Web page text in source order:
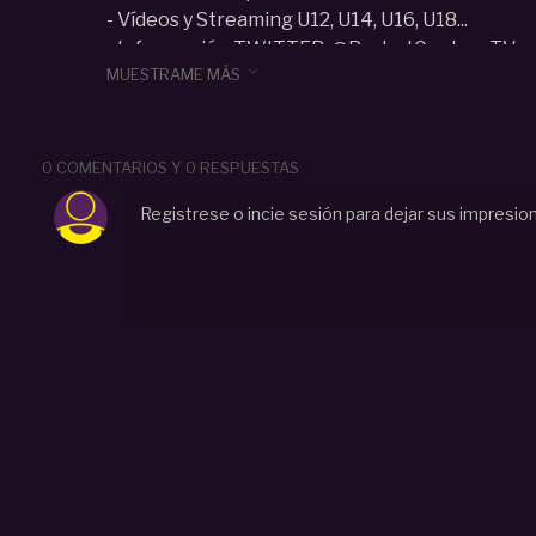
- Vídeos y Streaming U12, U14, U16, U18...
- Información TWITTER: @BasketCanteraTV
MUESTRAME MÁS 
0 COMENTARIOS Y 0 RESPUESTAS